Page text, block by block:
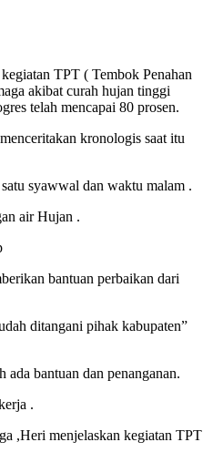
TPT ( Tembok Penahan
akibat curah hujan tinggi
telah mencapai 80 prosen.
kronologis saat itu
syawwal dan waktu malam .
air Hujan .
bantuan perbaikan dari
ditangani pihak kabupaten”
bantuan dan penanganan.
.
,Heri menjelaskan kegiatan TPT